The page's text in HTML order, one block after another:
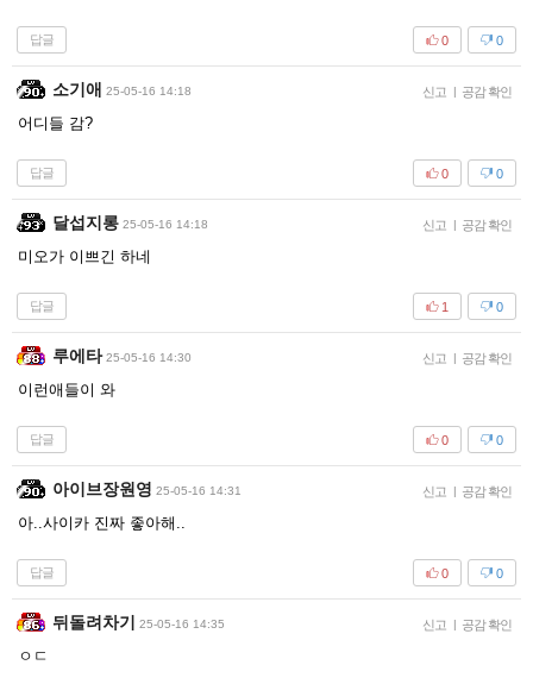
답글 0
0
소기애 25-05-16 14:18 신고 | 공감 확인
어디들 감?
답글 0
0
달섭지롱 25-05-16 14:18 신고 | 공감 확인
미오가 이쁘긴 하네
답글 0
1
루에타 25-05-16 14:30 신고 | 공감 확인
이런애들이 와
답글 0
0
아이브장원영 25-05-16 14:31 신고 | 공감 확인
아..사이카 진짜 좋아해..
답글 0
0
뒤돌려차기 25-05-16 14:35 신고 | 공감 확인
ㅇㄷ